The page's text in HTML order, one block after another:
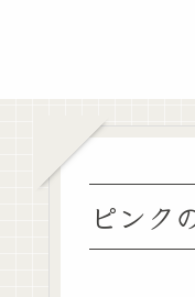
ピンク